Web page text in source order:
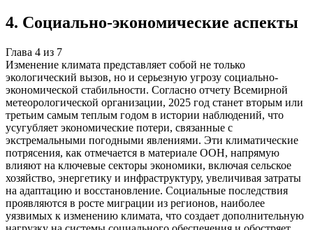
4. Социально-экономические аспекты
Глава 4 из 7
Изменение климата представляет собой не только
экологический вызов, но и серьезную угрозу социально-
экономической стабильности. Согласно отчету Всемирной
метеорологической организации, 2025 год станет вторым или
третьим самым теплым годом в истории наблюдений, что
усугубляет экономические потери, связанные с
экстремальными погодными явлениями. Эти климатические
потрясения, как отмечается в материале ООН, напрямую
влияют на ключевые секторы экономики, включая сельское
хозяйство, энергетику и инфраструктуру, увеличивая затраты
на адаптацию и восстановление. Социальные последствия
проявляются в росте миграции из регионов, наиболее
уязвимых к изменению климата, что создает дополнительную